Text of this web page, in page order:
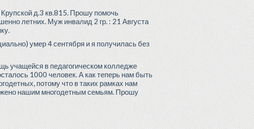
д.3 кв.815. Прошу помочь
летних. Муж инвалид 2 гр. : 21 Августа
умер 4 сентября и я получилась без
учащейся в педагогическом колледже
1000 человек. А как теперь нам быть
потому что в таких рамках нам
нашим многодетным семьям. Прошу